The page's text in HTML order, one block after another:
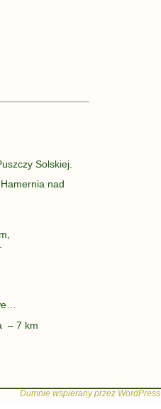
Solskiej.
nad
– 7 km
Dumnie wspierany przez WordPress